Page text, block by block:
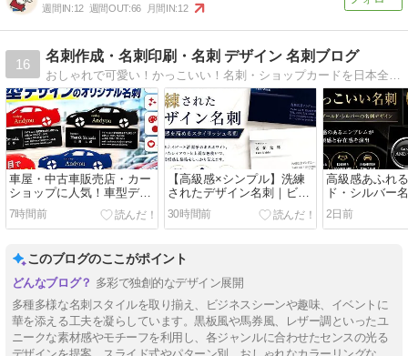
週間IN:12 週間OUT:66 月間IN:12
16
名刺作成・名刺印刷・名刺 デザイン 名刺ブログ
おしゃれで可愛い！かっこいい！名刺・ショップカードを日本全国へお届けします！名刺・名刺デザイン・名刺製作の【名刺広芸＆ＹＯＵ】
車屋・中古車販売店・カー
ショップに人気！車型デザ
イン名刺で第一印象を変え
るおすす名刺
7時間前
【高級感×シンプル】洗練
されたデザイン名刺｜ビジ
ネスで信頼感を高めるスタ
イリッシュな名刺をご紹介
30時間前
高級感あふれ
ド・シルバー
ョップ・自動
気のかっこい
2日前
このブログのここがポイント
多彩で独創的なデザイン展開
多種多様な名刺スタイルを取り揃え、ビジネスシーンや趣味、イベントに
華を添える工夫を凝らしています。黒板風や馬券風、レザー調といったユ
ニークな素材感やモチーフを利用し、各ジャンルに合わせたセンスの光る